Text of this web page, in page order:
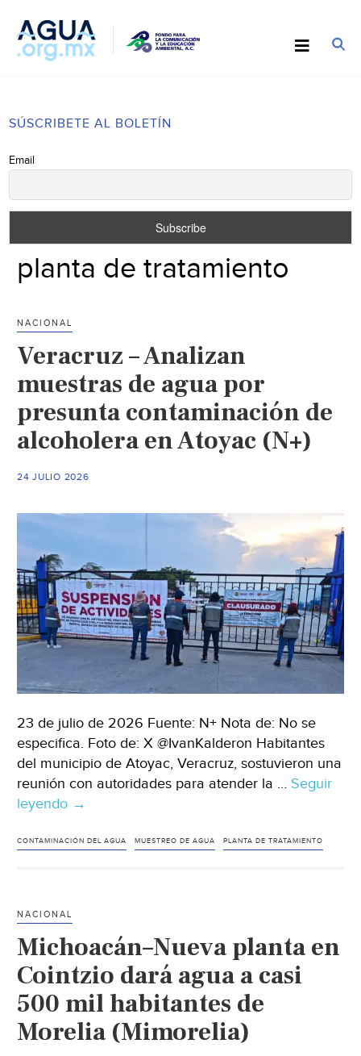
SÚSCRIBETE AL BOLETÍN
Email
planta de tratamiento
NACIONAL
Veracruz – Analizan
muestras de agua por
presunta contaminación de
alcoholera en Atoyac (N+)
24 JULIO 2026
23 de julio de 2026 Fuente: N+ Nota de: No se
especifica. Foto de: X @IvanKalderon Habitantes
del municipio de Atoyac, Veracruz, sostuvieron una
reunión con autoridades para atender la … Seguir
leyendo Veracruz
Analizan
por
presunta
contaminación
de
alcoholera
en
Atoyac
→
CONTAMINACIÓN DEL AGUA MUESTREO DE AGUA PLANTA DE TRATAMIENTO
NACIONAL
Michoacán–Nueva planta en
Cointzio dará agua a casi
500 mil habitantes de
Morelia (Mimorelia)